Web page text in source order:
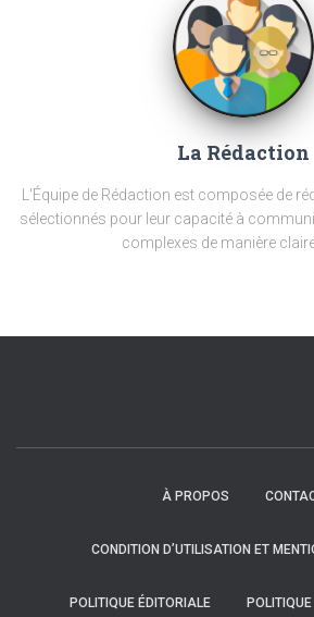
La Rédaction
L'Équipe de Rédaction est composée de
sélectionnés pour leur capacité à
complexes de manière claire
À PROPOS
CONDITION D’UTILISATION ET
POLITIQUE ÉDITORIALE